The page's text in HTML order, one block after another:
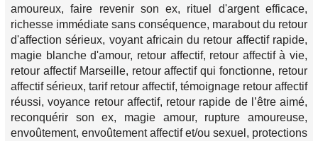
amoureux, faire revenir son ex, rituel d'argent efficace,
richesse immédiate sans conséquence, marabout du retour
d'affection sérieux, voyant africain du retour affectif rapide,
magie blanche d'amour, retour affectif, retour affectif à vie,
retour affectif Marseille, retour affectif qui fonctionne, retour
affectif sérieux, tarif retour affectif, témoignage retour affectif
réussi, voyance retour affectif, retour rapide de l’être aimé,
reconquérir son ex, magie amour, rupture amoureuse,
envoûtement, envoûtement affectif et/ou sexuel, protections